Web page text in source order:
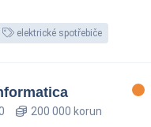
elektrické spotřebiče
200 000 korun